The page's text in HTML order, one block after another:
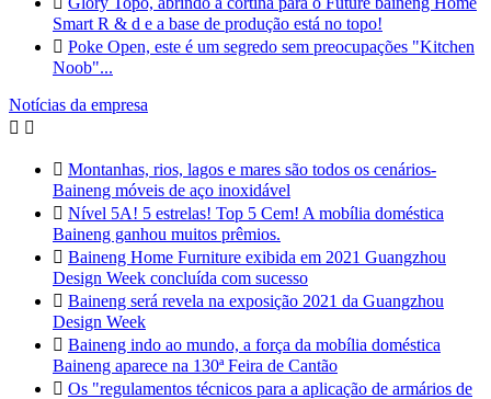
Smart R & d e a base de produção está no topo!
 Poke Open, este é um segredo sem preocupações "Kitchen
Noob"...
Notícias da empresa
 
 Montanhas, rios, lagos e mares são todos os cenários-
Baineng móveis de aço inoxidável
 Nível 5A! 5 estrelas! Top 5 Cem! A mobília doméstica
Baineng ganhou muitos prêmios.
 Baineng Home Furniture exibida em 2021 Guangzhou
Design Week concluída com sucesso
 Baineng será revela na exposição 2021 da Guangzhou
Design Week
 Baineng indo ao mundo, a força da mobília doméstica
Baineng aparece na 130ª Feira de Cantão
 Os "regulamentos técnicos para a aplicação de armários de